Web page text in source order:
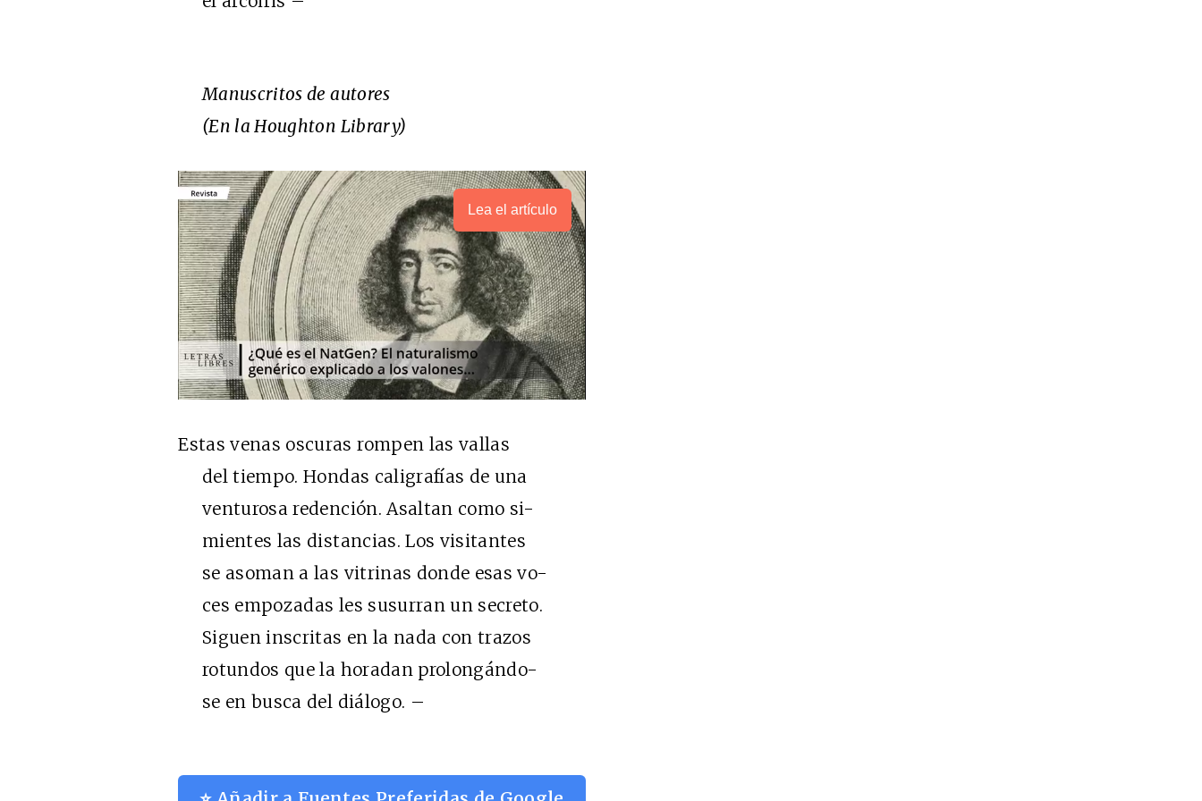
Manuscritos de autores
(En la Houghton Library)
Lea el artículo
Estas venas oscuras rompen las vallas
del tiempo. Hondas caligrafías de una
venturosa redención. Asaltan como si-
mientes las distancias. Los visitantes
se asoman a las vitrinas donde esas vo-
ces empozadas les susurran un secreto.
Siguen inscritas en la nada con trazos
rotundos que la horadan prolongándo-
se en busca del diálogo. –